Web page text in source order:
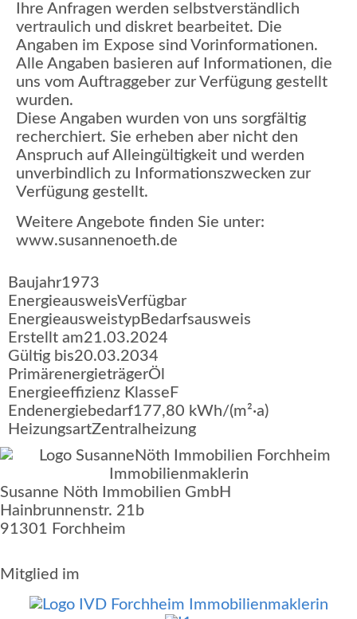
Ihre Anfragen werden selbstverständlich
vertraulich und diskret bearbeitet. Die
Angaben im Expose sind Vorinformationen.
Alle Angaben basieren auf Informationen, die
uns vom Auftraggeber zur Verfügung gestellt
wurden.
Diese Angaben wurden von uns sorgfältig
recherchiert. Sie erheben aber nicht den
Anspruch auf Alleingültigkeit und werden
unverbindlich zu Informationszwecken zur
Verfügung gestellt.
Weitere Angebote finden Sie unter:
www.susannenoeth.de
Baujahr1973
EnergieausweisVerfügbar
Energie­ausweistypBedarfsausweis
Erstellt am21.03.2024
Gültig bis20.03.2034
PrimärenergieträgerÖl
Energieeffizienz Klasse F
Endenergiebedarf177,80 kWh/(m²·a)
HeizungsartZentralheizung
Susanne Nöth Immobilien GmbH
Hainbrunnenstr. 21b
91301 Forchheim
Mitglied im